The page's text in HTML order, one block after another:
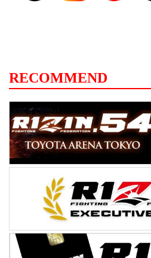
RECOMMEND